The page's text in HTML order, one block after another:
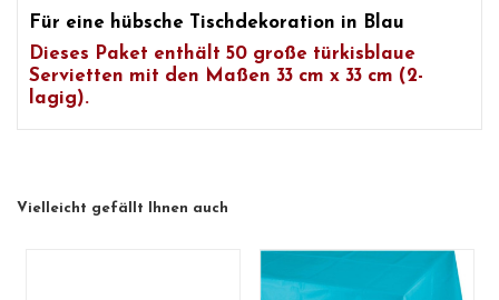
Für eine hübsche Tischdekoration in Blau
Dieses Paket enthält 50 große türkisblaue
Servietten mit den Maßen 33 cm x 33 cm (2-
lagig).
Vielleicht gefällt Ihnen auch